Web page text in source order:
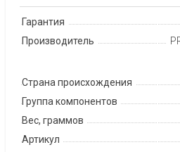
Гарантия
Производитель
Страна происхождения
Группа компонентов
Вес, граммов
Артикул